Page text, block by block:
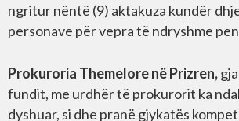
ngritur nëntë (9) aktakuza kundër
personave për vepra të ndryshme
Prokuroria Themelore në Prizren,
fundit, me urdhër të prokurorit ka
dyshuar, si dhe pranë gjykatës